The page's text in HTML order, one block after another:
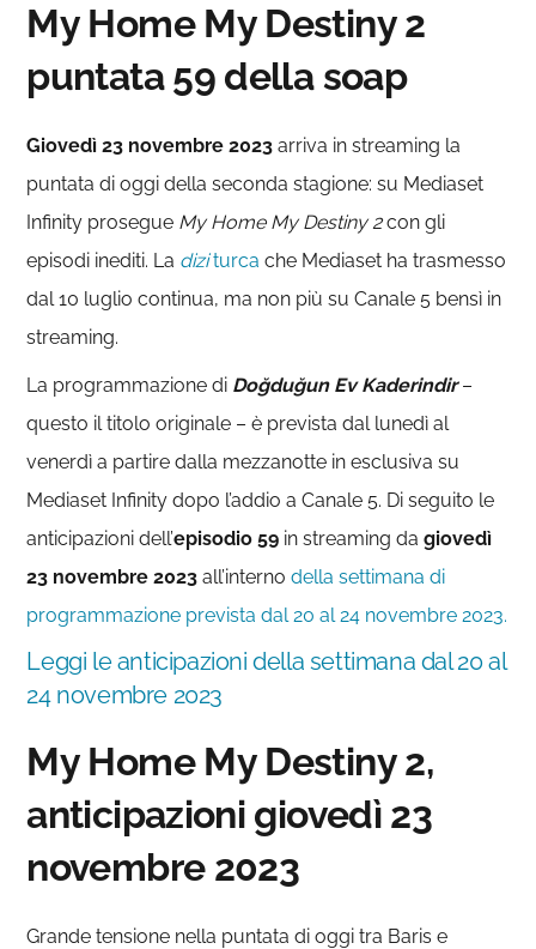
My Home My Destiny 2
puntata 59 della soap
Giovedì 23 novembre 2023 arriva in streaming la
puntata di oggi della seconda stagione: su Mediaset
Infinity prosegue My Home My Destiny 2con gli
episodi inediti. La diziturca che Mediaset ha trasmesso
dal 10 luglio continua, ma non più su Canale 5 bensì in
streaming.
La programmazione di Doğduğun Ev Kaderindir–
questo il titolo originale – è prevista dal lunedì al
venerdì a partire dalla mezzanotte in esclusiva su
Mediaset Infinity dopo l’addio a Canale 5. Di seguito le
anticipazioni dell’episodio 59 in streaming da giovedì
23 novembre 2023 all’internodella settimana di
programmazione prevista dal 20 al 24 novembre 2023.
Leggi le anticipazioni della settimana dal 20 al
24 novembre 2023
My Home My Destiny 2,
anticipazioni giovedì 23
novembre 2023
Grande tensione nella puntata di oggi tra Baris e